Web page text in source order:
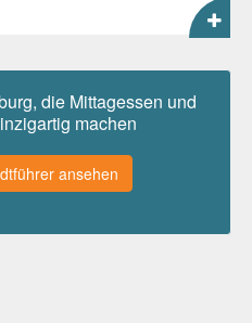
die Mittagessen und
machen
ansehen